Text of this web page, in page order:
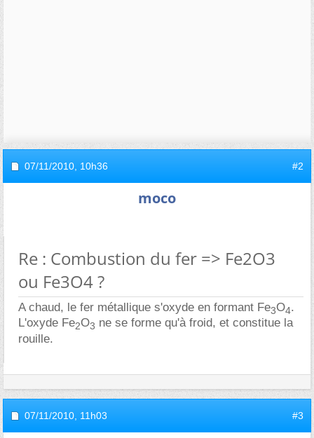
07/11/2010, 10h36 #2
moco
Re : Combustion du fer => Fe2O3
ou Fe3O4 ?
A chaud, le fer métallique s'oxyde en formant Fe3O4.
L'oxyde Fe2O3 ne se forme qu'à froid, et constitue la
rouille.
07/11/2010, 11h03 #3